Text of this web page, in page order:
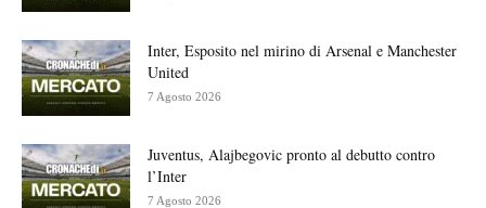
Inter, Esposito nel mirino di Arsenal e Manchester
United
7 Agosto 2026
Juventus, Alajbegovic pronto al debutto contro
l’Inter
7 Agosto 2026